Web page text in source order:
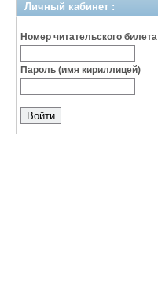
Личный кабинет :
Номер читательского билета
Пароль (имя кириллицей)